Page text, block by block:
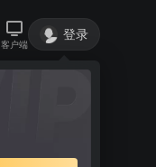
客户端
登录